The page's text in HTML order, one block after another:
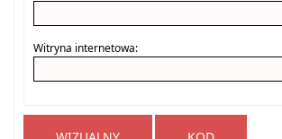
Witryna internetowa: